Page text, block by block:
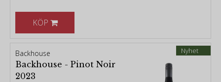
KÖP
Nyhet
Backhouse
Backhouse - Pinot Noir
2023